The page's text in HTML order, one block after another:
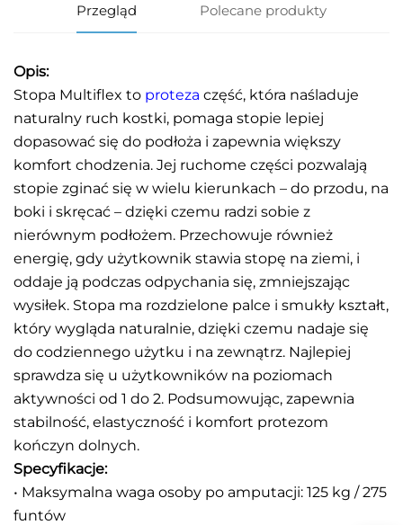
Przegląd Polecane produkty
Opis:
Stopa Multiflex to proteza część, która naśladuje
naturalny ruch kostki, pomaga stopie lepiej
dopasować się do podłoża i zapewnia większy
komfort chodzenia. Jej ruchome części pozwalają
stopie zginać się w wielu kierunkach – do przodu, na
boki i skręcać – dzięki czemu radzi sobie z
nierównym podłożem. Przechowuje również
energię, gdy użytkownik stawia stopę na ziemi, i
oddaje ją podczas odpychania się, zmniejszając
wysiłek. Stopa ma rozdzielone palce i smukły kształt,
który wygląda naturalnie, dzięki czemu nadaje się
do codziennego użytku i na zewnątrz. Najlepiej
sprawdza się u użytkowników na poziomach
aktywności od 1 do 2. Podsumowując, zapewnia
stabilność, elastyczność i komfort protezom
kończyn dolnych.
Specyfikacje:
• Maksymalna waga osoby po amputacji: 125 kg / 275
funtów